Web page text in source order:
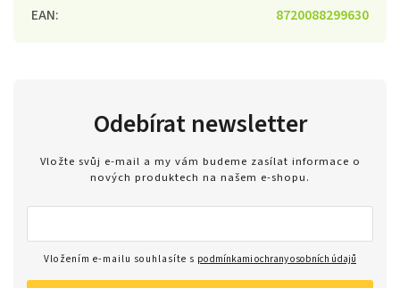
EAN: 8720088299630
Odebírat newsletter
Vložte svůj e-mail a my vám budeme zasílat informace o
nových produktech na našem e-shopu.
Vložením e-mailu souhlasíte s podmínkami ochrany osobních údajů